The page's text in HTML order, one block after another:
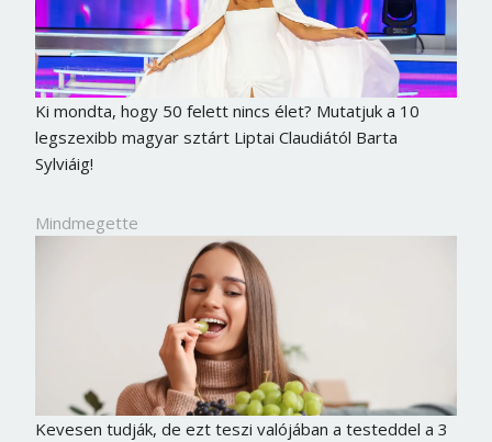
Ki mondta, hogy 50 felett nincs élet? Mutatjuk a 10
legszexibb magyar sztárt Liptai Claudiától Barta
Sylviáig!
Mindmegette
Kevesen tudják, de ezt teszi valójában a testeddel a 3
Jelszó
Mégse Bejelentkezés